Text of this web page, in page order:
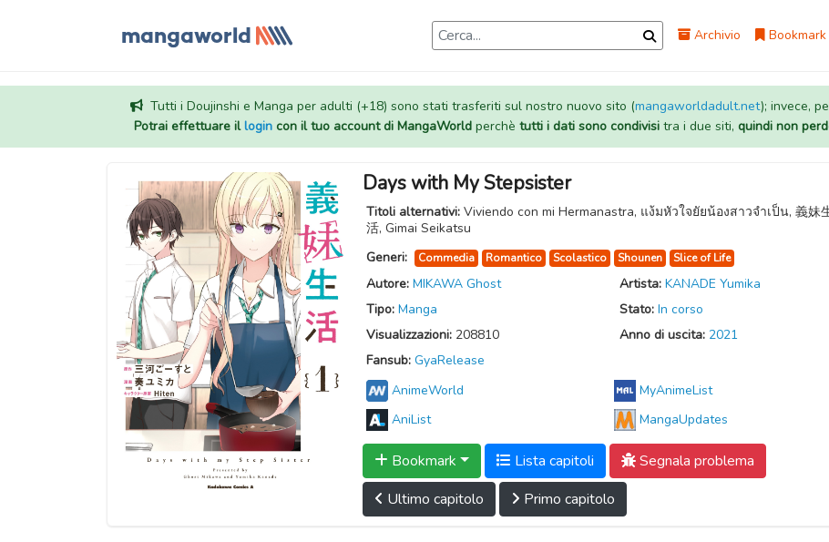
Archivio Bookmark
Tutti i Doujinshi e Manga per adulti (+18) sono stati trasferiti sul nostro nuovo sito (mangaworldadult.net); invece,
Potrai effettuare illogincon il tuo account di MangaWorldperchè tutti i dati sono condivisitra i due siti, quindi non
Days with My Stepsister
Titoli alternativi: Viviendo con mi Hermanastra, แง้มหัวใจยัยน้องสาวจำเป็น, 義妹
活, Gimai Seikatsu
Generi:
Commedia Romantico Scolastico Shounen Slice of Life
Autore: MIKAWA Ghost Artista: KANADE Yumika
Tipo: Manga Stato: In corso
Visualizzazioni: 208810 Anno di uscita: 2021
Fansub: GyaRelease
AnimeWorld
MyAnimeList
AniList
MangaUpdates
Bookmark Lista capitoli
Segnala problema
Ultimo capitolo
Primo capitolo